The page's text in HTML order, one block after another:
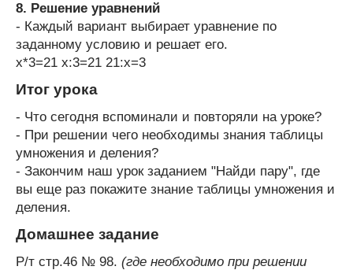
8. Решение уравнений
- Каждый вариант выбирает уравнение по
заданному условию и решает его.
х*3=21 х:3=21 21:х=3
Итог урока
- Что сегодня вспоминали и повторяли на уроке?
- При решении чего необходимы знания таблицы
умножения и деления?
- Закончим наш урок заданием "Найди пару", где
вы еще раз покажите знание таблицы умножения и
деления.
Домашнее задание
Р/т стр.46 № 98. (где необходимо при решении